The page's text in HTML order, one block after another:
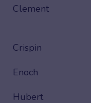
Clement
Crispin
Enoch
Hubert